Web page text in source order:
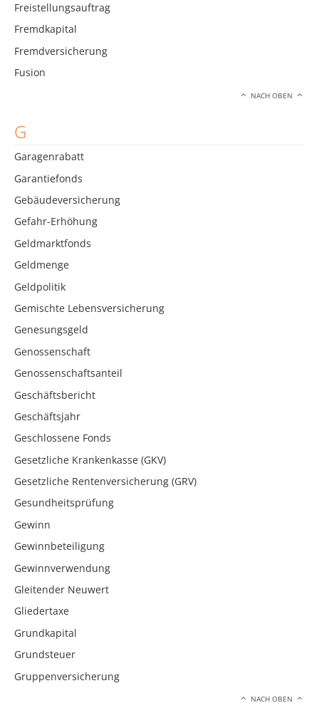
Freistellungsauftrag
Fremdkapital
Fremdversicherung
Fusion
NACH OBEN
G
Garagenrabatt
Garantiefonds
Gebäudeversicherung
Gefahr-Erhöhung
Geldmarktfonds
Geldmenge
Geldpolitik
Gemischte Lebensversicherung
Genesungsgeld
Genossenschaft
Genossenschaftsanteil
Geschäftsbericht
Geschäftsjahr
Geschlossene Fonds
Gesetzliche Krankenkasse (GKV)
Gesetzliche Rentenversicherung (GRV)
Gesundheitsprüfung
Gewinn
Gewinnbeteiligung
Gewinnverwendung
Gleitender Neuwert
Gliedertaxe
Grundkapital
Grundsteuer
Gruppenversicherung
NACH OBEN